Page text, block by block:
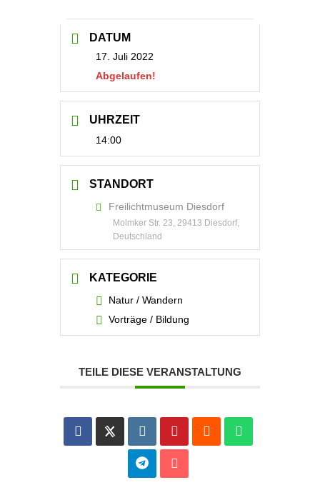
DATUM
17. Juli 2022
Abgelaufen!
UHRZEIT
14:00
STANDORT
Freilichtmuseum Diesdorf
Molmker Str. 23, 29413 Diesdorf,
Deutschland
KATEGORIE
Natur / Wandern
Vorträge / Bildung
TEILE DIESE VERANSTALTUNG